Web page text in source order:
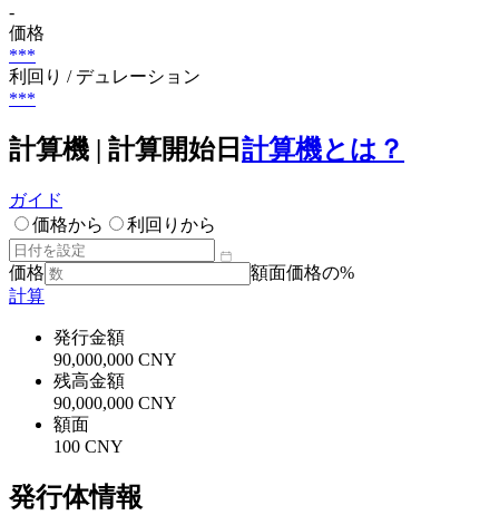
-
価格
***
利回り / デュレーション
***
計算機 | 計算開始日 計算機とは？
ガイド
価格から
利回りから
価格
額面価格の%
計算
発行金額
90,000,000 CNY
残高金額
90,000,000 CNY
額面
100 CNY
発行体情報